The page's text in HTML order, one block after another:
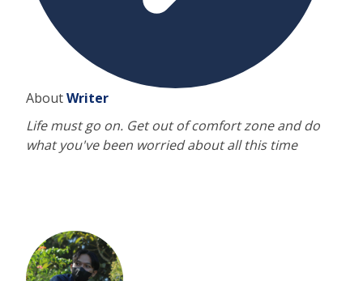
AboutWriter
Life must go on. Get out of comfort zone and do
what you've been worried about all this time